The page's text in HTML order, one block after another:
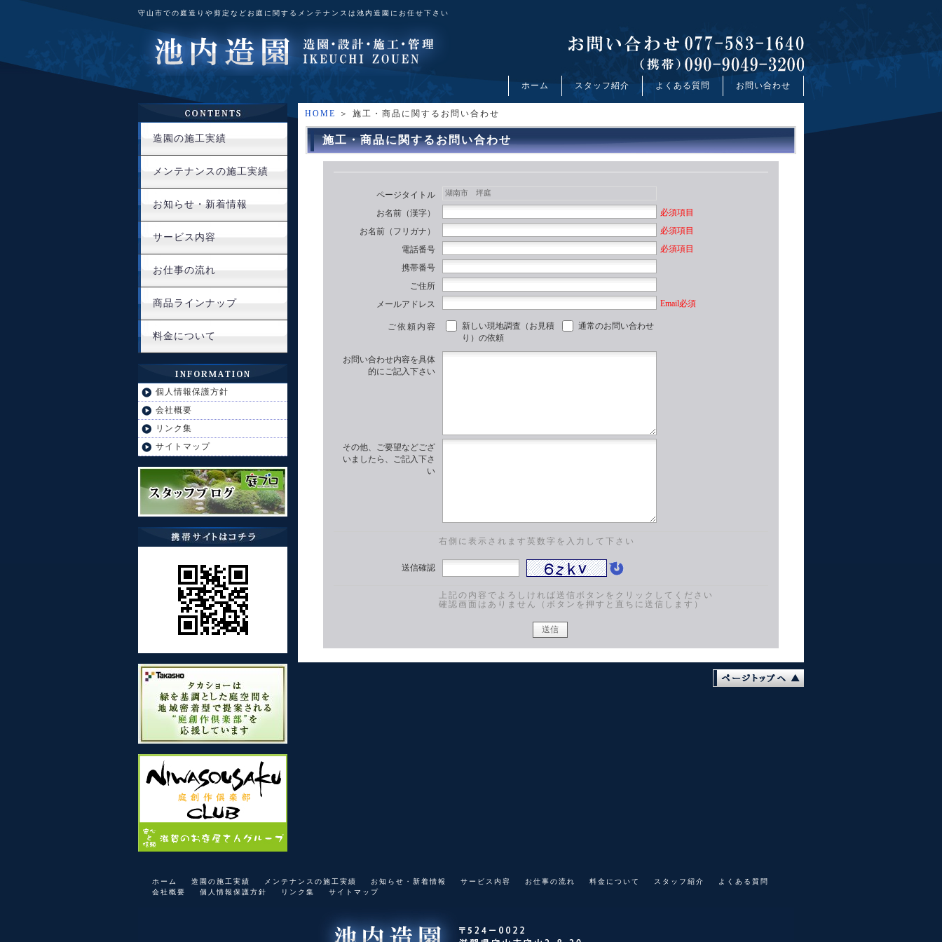
守山市での庭造りや剪定などお庭に関するメンテナンスは池内造園にお任せ下さい
ホーム スタッフ紹介 よくある質問 お問い合わせ
HOME ＞ 施工・商品に関するお問い合わせ
施工・商品に関するお問い合わせ
ページタイトル
お名前（漢字）
必須項目
お名前（フリガナ）
必須項目
電話番号
必須項目
携帯番号
ご住所
メールアドレス
Email必須
ご依頼内容
新しい現地調査（お見積
り）の依頼
通常のお問い合わせ
お問い合わせ内容を具体
的にご記入下さい
その他、ご要望などござ
いましたら、ご記入下さ
い
右側に表示されます英数字を入力して下さい
送信確認
上記の内容でよろしければ送信ボタンをクリックしてください
確認画面はありません（ボタンを押すと直ちに送信します）
造園の施工実績
メンテナンスの施工実績
お知らせ・新着情報
サービス内容
お仕事の流れ
商品ラインナップ
料金について
個人情報保護方針
会社概要
リンク集
サイトマップ
ホーム 造園の施工実績 メンテナンスの施工実績 お知らせ・新着情報 サービス内容 お仕事の流れ 料金について スタッフ紹介
よくある質問
会社概要
個人情報保護方針 リンク集 サイトマップ